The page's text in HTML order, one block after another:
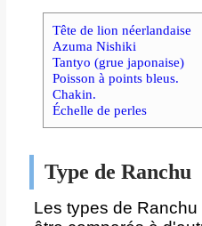
Tête de lion néerlandaise
Azuma Nishiki
Tantyo (grue japonaise)
Poisson à points bleus.
Chakin.
Échelle de perles
Type de Ranchu
Les types de